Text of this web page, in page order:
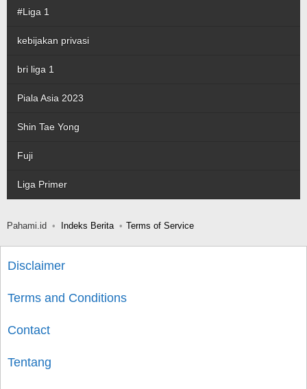
#Liga 1
kebijakan privasi
bri liga 1
Piala Asia 2023
Shin Tae Yong
Fuji
Liga Primer
Pahami.id Indeks Berita Terms of Service
Disclaimer
Terms and Conditions
Contact
Tentang